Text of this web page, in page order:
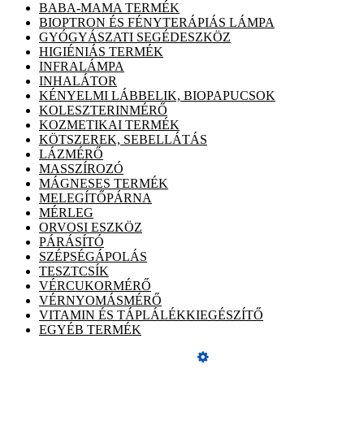
BABA-MAMA TERMÉK
BIOPTRON ÉS FÉNYTERÁPIÁS LÁMPA
GYÓGYÁSZATI SEGÉDESZKÖZ
HIGIÉNIÁS TERMÉK
INFRALÁMPA
INHALÁTOR
KÉNYELMI LÁBBELIK, BIOPAPUCSOK
KOLESZTERINMÉRŐ
KOZMETIKAI TERMÉK
KÖTSZEREK, SEBELLÁTÁS
LÁZMÉRŐ
MASSZÍROZÓ
MÁGNESES TERMÉK
MELEGÍTŐPÁRNA
MÉRLEG
ORVOSI ESZKÖZ
PÁRÁSÍTÓ
SZÉPSÉGÁPOLÁS
TESZTCSÍK
VÉRCUKORMÉRŐ
VÉRNYOMÁSMÉRŐ
VITAMIN ÉS TÁPLÁLÉKKIEGÉSZÍTŐ
EGYÉB TERMÉK